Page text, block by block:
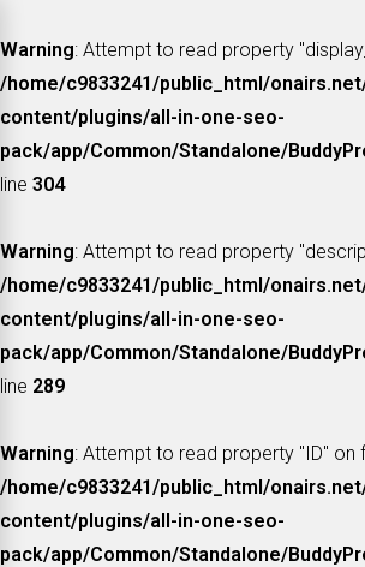
Warning: Attempt to read property
/home/c9833241/public_html/
content/plugins/all-in-one-seo-
pack/app/Common/Standalone/
line 304
Warning: Attempt to read property
/home/c9833241/public_html/
content/plugins/all-in-one-seo-
pack/app/Common/Standalone/
line 289
Warning: Attempt to read property "ID" on
/home/c9833241/public_html/
content/plugins/all-in-one-seo-
pack/app/Common/Standalone/